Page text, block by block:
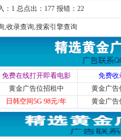
：1 总点出：177 报错：22
,收录查询,搜索引擎查询
免费在线打开即看电影
免费收
黄金广告位招租中
黄金广告
日韩空间5G 98元/年 黄金广告